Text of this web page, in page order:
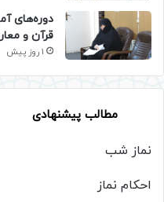
دوره‌های
قرآن و
1 روز پیش
مطالب پیشنهادی
نماز شب
احکام نماز